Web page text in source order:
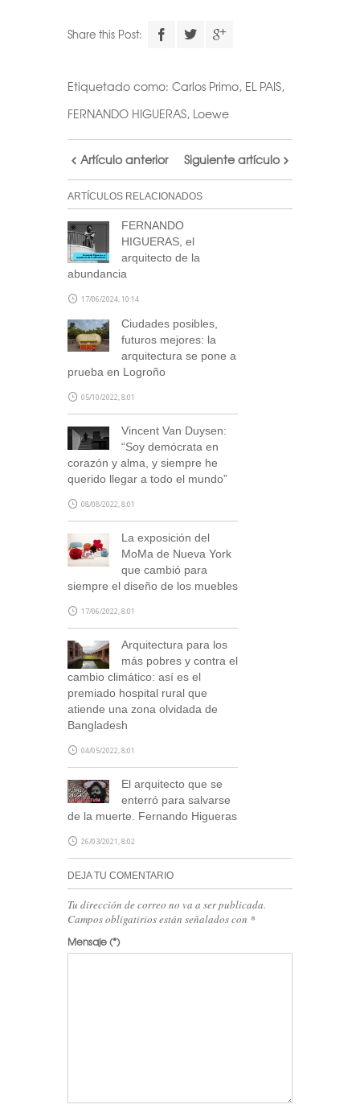
Descarga el
Realiza tu suscripción a
de este formulario y accede
al archivo descargable del
calendario de Arquitectas
Ocultas.
Consulta tu correo para
confirmar la inscripción y
recibir noticias de nuestra
parte.
NOTA: En el caso de no haber recibido el
correo de confirmación por nuestra
parte, escríbenos a
blog@stepienybarno.es
SUSCRÍBETE
Share this Post:
Etiquetado como: Carlos Primo, EL PAIS,
FERNANDO HIGUERAS, Loewe
Artículo anterior Siguiente artículo
ARTÍCULOS RELACIONADOS
FERNANDO
HIGUERAS, el
arquitecto de la
abundancia
17/06/2024, 10:14
Ciudades posibles,
futuros mejores: la
arquitectura se pone a
prueba en Logroño
05/10/2022, 8:01
Vincent Van Duysen:
“Soy demócrata en
corazón y alma, y siempre he
querido llegar a todo el mundo”
08/08/2022, 8:01
La exposición del
MoMa de Nueva York
que cambió para
siempre el diseño de los muebles
17/06/2022, 8:01
Arquitectura para los
más pobres y contra el
cambio climático: así es el
premiado hospital rural que
atiende una zona olvidada de
Bangladesh
04/05/2022, 8:01
El arquitecto que se
enterró para salvarse
de la muerte. Fernando Higueras
26/03/2021, 8:02
DEJA TU COMENTARIO
Tu dirección de correo no va a ser publicada.
Campos obligatirios están señalados con *
Mensaje(*)